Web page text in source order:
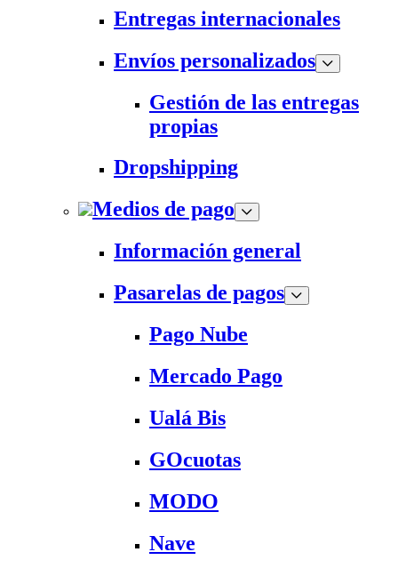
Entregas internacionales
Envíos personalizados
Gestión de las entregas
propias
Dropshipping
Medios de pago
Información general
Pasarelas de pagos
Pago Nube
Mercado Pago
Ualá Bis
GOcuotas
MODO
Nave